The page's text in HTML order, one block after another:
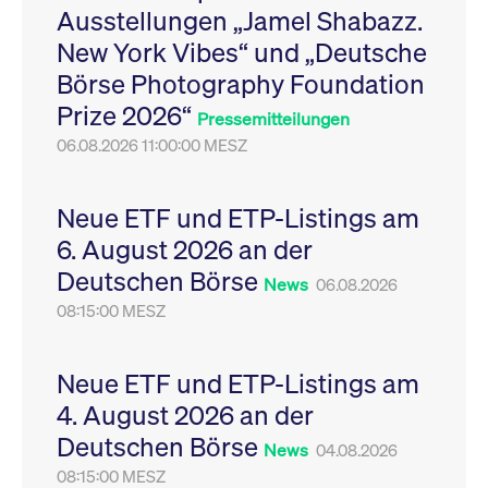
Ausstellungen „Jamel Shabazz.
New York Vibes“ und „Deutsche
Börse Photography Foundation
Prize 2026“ Pressemitteilungen
06.08.2026 11:00:00 MESZ
Neue ETF und ETP-Listings am
6. August 2026 an der
Deutschen Börse News 06.08.2026
08:15:00 MESZ
Neue ETF und ETP-Listings am
4. August 2026 an der
Deutschen Börse News 04.08.2026
08:15:00 MESZ
Leistung der Website
zu messen. Es handelt
sich um ein Muster-
Cookie, bei dem auf
das Präfix _pk_ses
eine kurze Reihe von
VISITOR_PRIVACY_METADATA
YouTube
.youtube.com
6
Monate
Dieses Cookie dient
Speicherung der
Einwilligungs- und
des Nutzers für ihre
Interaktion mit der
Sitzungen geehrt